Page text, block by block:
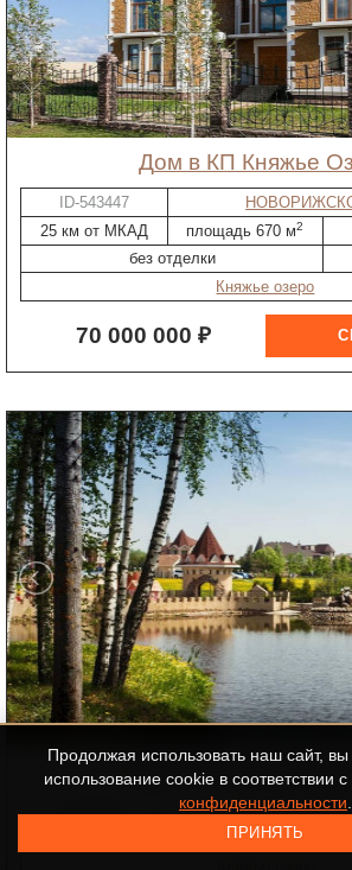
дом в КП Княжье
ID-543447
25 км от МКАД
площадь 670 м2
без отделки
Княжье озеро
70 000 000 ₽
участок в КП Княжье
Продолжая использовать наш сайт,
использование cookie в соответствии
конфиденциальности
ПРИНЯТЬ